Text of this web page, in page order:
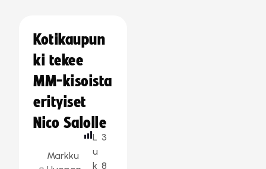
Kotikaupun
ki tekee
MM-kisoista
erityiset
Nico Salolle
Markku
L
u
k
3
8